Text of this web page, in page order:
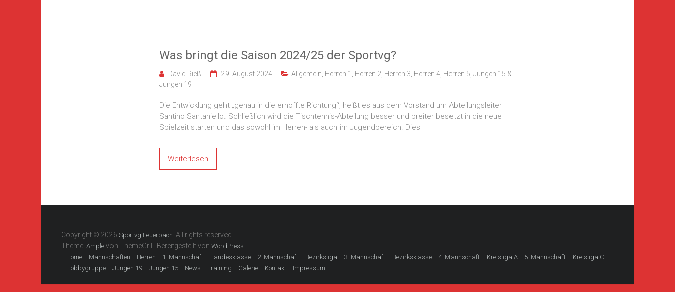
Was bringt die Saison 2024/25 der Sportvg?
David Rieß 29. August 2024 Allgemein Herren 1 Herren 2 Herren 3 Herren 4 Herren 5 Jungen 15 &
Jungen 19
Die Entwicklung geht „genau in die erhoffte Richtung“, heißt es aus dem Vorstand um Abteilungsleiter
Santino Santaniello. Schließlich wird die Tischtennis-Abteilung besser und breiter besetzt in die neue
Spielzeit starten und das sowohl im Herren- als auch im Jugendbereich. Dies
Weiterlesen
Copyright © 2026 Sportvg Feuerbach . All rights reserved.
Theme: Ample von ThemeGrill. Bereitgestellt von WordPress
Home Mannschaften Herren 1. Mannschaft – Landesklasse 2. Mannschaft – Bezirksliga 3. Mannschaft – Bezirksklasse 4. Mannschaft – Kreisliga A
5. Mannschaft – Kreisliga C
Hobbygruppe
Jungen 19 Jungen 15 News Training Galerie Kontakt Impressum